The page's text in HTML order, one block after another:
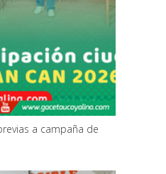
a campaña de